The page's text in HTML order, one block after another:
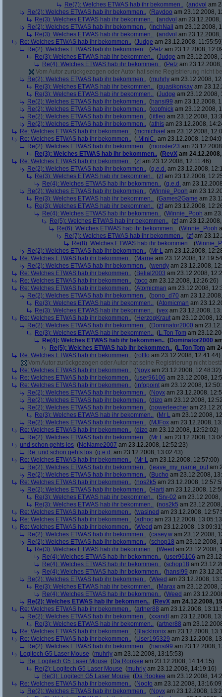
Re(7): Welches ETWAS hab ihr bekommen.. (andvol am
Re(2): Welches ETWAS hab ihr bekommen.. (Raydoo am 23.12.2008,
Re(3): Welches ETWAS hab ihr bekommen.. (andvol am
Re(2): Welches ETWAS hab ihr bekommen.. ( InchNail am 23.12.2008,
Re(3): Welches ETWAS hab ihr bekommen.. (andvol am
Re: Welches ETWAS hab ihr bekommen.. (Judge am 23.12.2008,
Re(2): Welches ETWAS hab ihr bekommen.. (Petz am 23.12.2008,
Re(3): Welches ETWAS hab ihr bekommen.. (Judge am 23.12.2008,
Re(4): Welches ETWAS hab ihr bekommen.. (Petz am
Vom Autor zurückgezogen oder Autor hat seine Registrierung nicht
Re(2): Welches ETWAS hab ihr bekommen.. (muhrly am 23.12.2008,
Re(3): Welches ETWAS hab ihr bekommen.. (quasikonkav am
Re(3): Welches ETWAS hab ihr bekommen.. (Judge am 23.12.2008,
Re(2): Welches ETWAS hab ihr bekommen.. (hansi99 am 23.12.2008,
Re(2): Welches ETWAS hab ihr bekommen.. (kopfnick am 23.12.2008,
Re(2): Welches ETWAS hab ihr bekommen.. ( littleo am 23.12.2008,
Re(2): Welches ETWAS hab ihr bekommen.. (athis am 23.12.2008,
Re: Welches ETWAS hab ihr bekommen.. (mcmichael am 23.12.2008,
Re: Welches ETWAS hab ihr bekommen.. (-MiniC- am 23.12.2008,
Re(2): Welches ETWAS hab ihr bekommen.. (monster23 am
Re(3): Welches ETWAS hab ihr bekommen.. (RevX am
Re: Welches ETWAS hab ihr bekommen.. (zfam 23.12.2008, 12:11:46)
Re(2): Welches ETWAS hab ihr bekommen.. (q.e.d. am 23.12.2008,
Re(3): Welches ETWAS hab ihr bekommen.. (zfam 23.12.2008,
Re(4): Welches ETWAS hab ihr bekommen.. (q.e.d. am
Re(2): Welches ETWAS hab ihr bekommen.. (Winnie_Pooh am
Re(3): Welches ETWAS hab ihr bekommen.. (Games2Game am
Re(3): Welches ETWAS hab ihr bekommen.. (zfam 23.12.2008,
Re(4): Welches ETWAS hab ihr bekommen.. (Winnie_Pooh am
Re(5): Welches ETWAS hab ihr bekommen.. (zfam
Re(6): Welches ETWAS hab ihr bekommen.. (Winnie_Pooh
Re(7): Welches ETWAS hab ihr bekommen.. (zfam
Re(8): Welches ETWAS hab ihr bekommen.. (
Re(2): Welches ETWAS hab ihr bekommen.. (Mr L am 23.12.2008,
Re: Welches ETWAS hab ihr bekommen.. (Marne am 23.12.2008,
Re(2): Welches ETWAS hab ihr bekommen.. (wendy am 23.12.2008,
Re: Welches ETWAS hab ihr bekommen.. (Belial2003 am 23.12.2008,
Re: Welches ETWAS hab ihr bekommen.. (toco am 23.12.2008, 12:26:26)
Re: Welches ETWAS hab ihr bekommen.. (Atomicman am 23.12.2008,
Re(2): Welches ETWAS hab ihr bekommen.. (bono_d70 am
Re(3): Welches ETWAS hab ihr bekommen.. (Atomicman am
Re(3): Welches ETWAS hab ihr bekommen.. (vex am 23.12.2008,
Re: Welches ETWAS hab ihr bekommen.. (HerzogKraut am 23.12.2008,
Re(2): Welches ETWAS hab ihr bekommen.. (Dominator2000 am
Re(3): Welches ETWAS hab ihr bekommen.. (L.Ton Tom am
Re(4): Welches ETWAS hab ihr bekommen.. (Dominator2000
Re(5): Welches ETWAS hab ihr bekommen.. (L.Ton Tom am
Re: Welches ETWAS hab ihr bekommen.. (rofflo am 23.12.2008, 12:41:44)
Vom Autor zurückgezogen oder Autor hat seine Registrierung nicht
Re: Welches ETWAS hab ihr bekommen.. (Noyx am 23.12.2008, 12:48:32)
Re: Welches ETWAS hab ihr bekommen.. (user96106 am 23.12.2008,
Re: Welches ETWAS hab ihr bekommen.. (infopoint am 23.12.2008,
Re(2): Welches ETWAS hab ihr bekommen.. (Noyx am 23.12.2008,
Re(2): Welches ETWAS hab ihr bekommen.. (dizo am 23.12.2008,
Re(2): Welches ETWAS hab ihr bekommen.. (powerleecher am
Re(3): Welches ETWAS hab ihr bekommen.. (Mr L am 23.12.2008,
Re(2): Welches ETWAS hab ihr bekommen.. (MJFox am 23.12.2008,
Re: Welches ETWAS hab ihr bekommen.. (dizo am 23.12.2008, 12:52:02)
Re(2): Welches ETWAS hab ihr bekommen.. (Mr L am 23.12.2008,
und schon gehts los (NoName2007 am 23.12.2008, 12:52:23)
Re: und schon gehts los (q.e.d. am 23.12.2008, 13:02:43)
Re: Welches ETWAS hab ihr bekommen.. (Mr L am 23.12.2008, 12:57:00)
Re(2): Welches ETWAS hab ihr bekommen.. ( leave_my_name_out am
Re(2): Welches ETWAS hab ihr bekommen.. (Bucho am 23.12.2008,
Re: Welches ETWAS hab ihr bekommen.. (nos2k5 am 23.12.2008,
Re(2): Welches ETWAS hab ihr bekommen.. (Harti am 23.12.2008,
Re(3): Welches ETWAS hab ihr bekommen.. (Srv-02 am 23.12.2008,
Re(3): Welches ETWAS hab ihr bekommen.. (nos2k5 am
Re: Welches ETWAS hab ihr bekommen.. (wasined am 23.12.2008,
Re: Welches ETWAS hab ihr bekommen.. (adhoc am 23.12.2008,
Re: Welches ETWAS hab ihr bekommen.. (Weed am 23.12.2008,
Re(2): Welches ETWAS hab ihr bekommen.. (casey.w am 23.12.2008,
Re(2): Welches ETWAS hab ihr bekommen.. (schop18 am 23.12.2008,
Re(3): Welches ETWAS hab ihr bekommen.. (Weed am 23.12.2008,
Re(4): Welches ETWAS hab ihr bekommen.. (user96106 am
Re(4): Welches ETWAS hab ihr bekommen.. (schop18 am
Re(4): Welches ETWAS hab ihr bekommen.. (hansi99 am
Re(2): Welches ETWAS hab ihr bekommen.. (Weed am 23.12.2008,
Re(3): Welches ETWAS hab ihr bekommen.. (Marax am 23.12.2008,
Re(4): Welches ETWAS hab ihr bekommen.. (Weed am
Re(2): Welches ETWAS hab ihr bekommen.. (RevX am 24.12.2008,
Re: Welches ETWAS hab ihr bekommen.. (artner88 am 23.12.2008,
Re(2): Welches ETWAS hab ihr bekommen.. (xxandl am 23.12.2008,
Re(3): Welches ETWAS hab ihr bekommen.. (artner88 am
Re: Welches ETWAS hab ihr bekommen.. (Blacktronix am 23.12.2008,
Re: Welches ETWAS hab ihr bekommen.. (User195329 am 23.12.2008,
Re(2): Welches ETWAS hab ihr bekommen.. (hansi99 am 23.12.2008,
Logitech G5 Laser Mouse (muhrly am 23.12.2008, 13:15:53)
Re: Logitech G5 Laser Mouse (Da Rookee am 23.12.2008, 14:14:15)
Re(2): Logitech G5 Laser Mouse (muhrly am 23.12.2008, 14:19:16)
Re(3): Logitech G5 Laser Mouse (Da Rookee am 23.12.2008,
Re: Welches ETWAS hab ihr bekommen.. (Nooto am 23.12.2008,
Re(2): Welches ETWAS hab ihr bekommen.. (Noyx am 23.12.2008,